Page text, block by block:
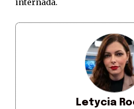
internada.
Letycia